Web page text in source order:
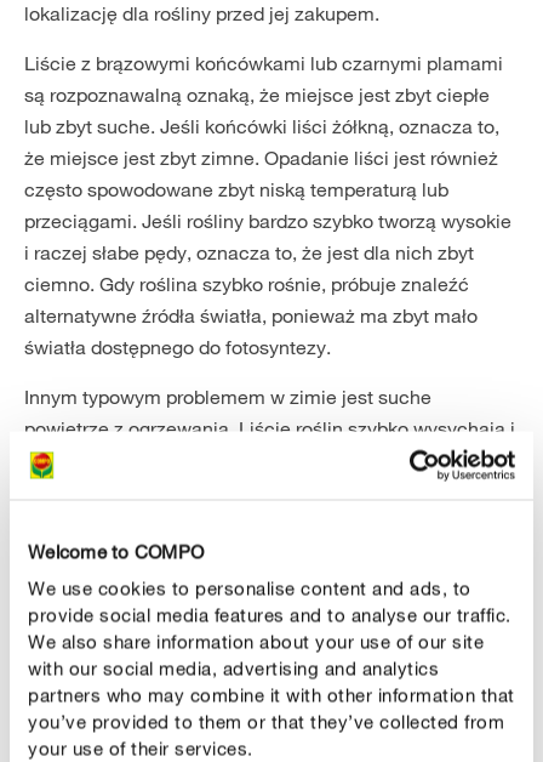
Welcome to COMPO
We use cookies to personalise content and ads, to
provide social media features and to analyse our traffic.
We also share information about your use of our site
with our social media, advertising and analytics
partners who may combine it with other information that
you’ve provided to them or that they’ve collected from
your use of their services.
lokalizację dla rośliny przed jej zakupem.
Liście z brązowymi końcówkami lub czarnymi plamami
są rozpoznawalną oznaką, że miejsce jest zbyt ciepłe
lub zbyt suche. Jeśli końcówki liści żółkną, oznacza to,
że miejsce jest zbyt zimne. Opadanie liści jest również
często spowodowane zbyt niską temperaturą lub
przeciągami. Jeśli rośliny bardzo szybko tworzą wysokie
i raczej słabe pędy, oznacza to, że jest dla nich zbyt
ciemno. Gdy roślina szybko rośnie, próbuje znaleźć
alternatywne źródła światła, ponieważ ma zbyt mało
światła dostępnego do fotosyntezy.
Innym typowym problemem w zimie jest suche
powietrze z ogrzewania. Liście roślin szybko wysychają i
tworzą się na nich osady kurzu. Roślina może
przecierać rośliny o dużych liściach miękką, wilgotną
ściereczką. Rośliny drobnolistne można czyścić co
cztery do sześciu tygodni. W tym celu można taką
roślinę oczyścić pod prysznicem.
MALI NIEPROSZENI GOŚCIE
4. Szkodniki i choroby